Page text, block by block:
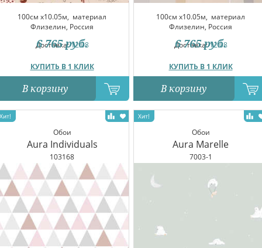
100см x10.05м, материал
Флизелин, Россия
Доставка:12.08
КУПИТЬ В 1 КЛИК
6 765 руб.
В корзину
100см x10.05м, материал
Флизелин, Россия
Доставка:12.08
КУПИТЬ В 1 КЛИК
6 765 руб.
В корзину
Обои
Aura Individuals
103168
Обои
Aura Marelle
7003-1